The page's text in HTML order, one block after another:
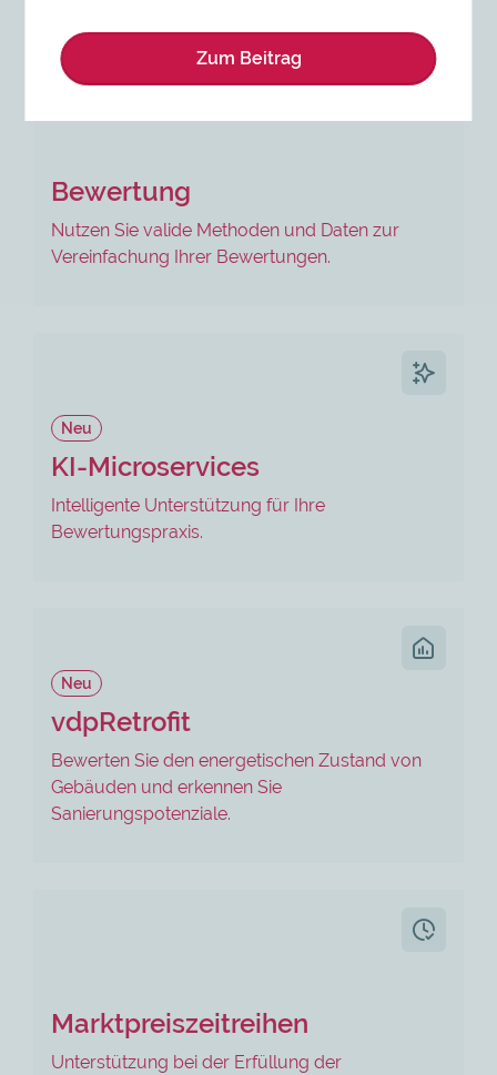
Zum Beitrag
Bewertung
Nutzen Sie valide Methoden und Daten zur
Vereinfachung Ihrer Bewertungen.
Neu
KI-Microservices
Intelligente Unterstützung für Ihre
Bewertungspraxis.
Neu
vdpRetrofit
Bewerten Sie den energetischen Zustand von
Gebäuden und erkennen Sie
Sanierungspotenziale.
Marktpreiszeitreihen
Unterstützung bei der Erfüllung der